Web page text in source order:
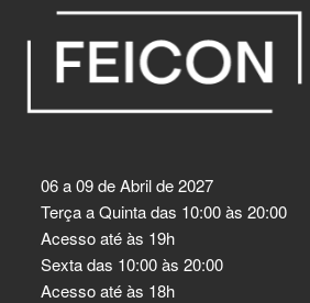
06 a 09 de Abril de 2027
Terça a Quinta das 10:00 às 20:00
Acesso até às 19h
Sexta das 10:00 às 20:00
Acesso até às 18h